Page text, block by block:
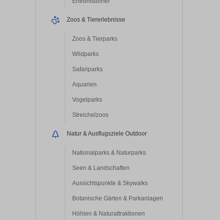
Zoos & Tiererlebnisse
Zoos & Tierparks
Wildparks
Safariparks
Aquarien
Vogelparks
Streichelzoos
Natur & Ausflugsziele Outdoor
Nationalparks & Naturparks
Seen & Landschaften
Aussichtspunkte & Skywalks
Botanische Gärten & Parkanlagen
Höhlen & Naturattraktionen